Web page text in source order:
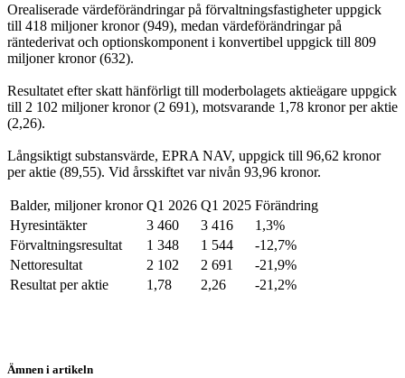
Orealiserade värdeförändringar på förvaltningsfastigheter uppgick
till 418 miljoner kronor (949), medan värdeförändringar på
räntederivat och optionskomponent i konvertibel uppgick till 809
miljoner kronor (632).
Resultatet efter skatt hänförligt till moderbolagets aktieägare uppgick
till 2 102 miljoner kronor (2 691), motsvarande 1,78 kronor per aktie
(2,26).
Långsiktigt substansvärde, EPRA NAV, uppgick till 96,62 kronor
per aktie (89,55). Vid årsskiftet var nivån 93,96 kronor.
Balder, miljoner kronor Q1 2026 Q1 2025 Förändring
Hyresintäkter
3 460 3 416
1,3%
Förvaltningsresultat
1 348 1 544
-12,7%
Nettoresultat
2 102 2 691
-21,9%
Resultat per aktie
1,78 2,26 -21,2%
Ämnen i artikeln